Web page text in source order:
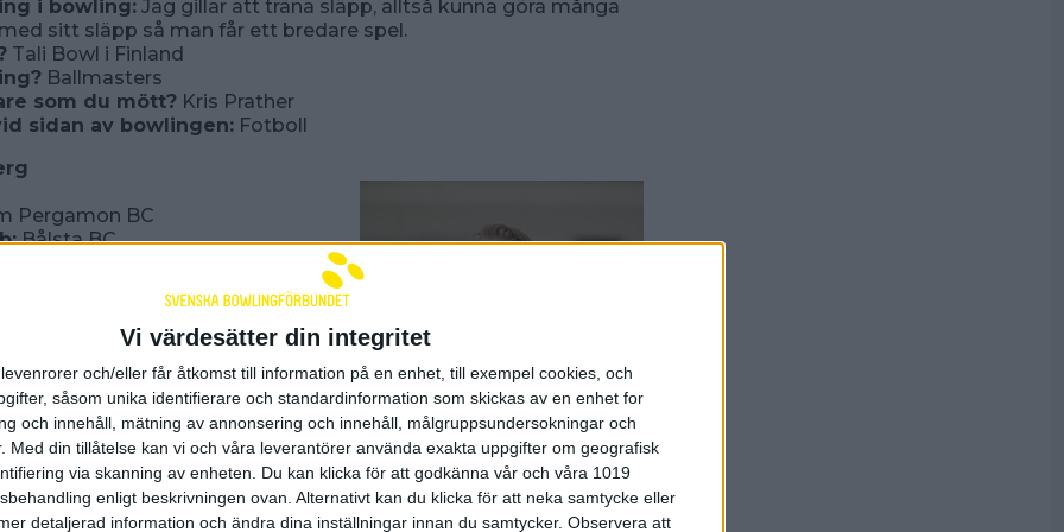
Vi värdesätter din integritet
och/eller får åtkomst till information på en enhet, till exempel cookies, och
såsom unika identifierare och standardinformation som skickas av en enhet for
och innehåll, mätning av annonsering och innehåll, målgruppsundersokningar och
Med din tillåtelse kan vi och våra leverantörer använda exakta uppgifter om geografisk
via skanning av enheten. Du kan klicka för att godkänna vår och våra 1019
enligt beskrivningen ovan. Alternativt kan du klicka för att neka samtycke eller
detaljerad information och ändra dina inställningar innan du samtycker. Observera att
i bowling: Jag gillar att träna släpp, alltså kunna göra många
sitt släpp så man får ett bredare spel.
Tali Bowl i Finland
Ballmasters
som du mött? Kris Prather
sidan av bowlingen: Fotboll
Pergamon BC
Bålsta BC
du för program eller jobbar
tagit studenten, just nu söker jag
var du när du började bowla?9
till när du började bowla?Jag var
som jag tyckte var kul och så
startat en ungdomsklubb i Bålsta
med i.
första tävling?Stockholm Junior